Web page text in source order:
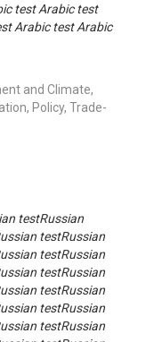
test Arabic test
Arabic test Arabic
and Climate,
Policy, Trade-
testRussian
testRussian
testRussian
testRussian
testRussian
testRussian
testRussian